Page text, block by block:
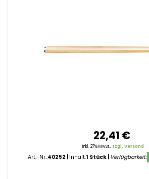
22,41 €
inkl. 27% MwSt., zzgl. Versand
Art.-Nr.:40252 Inhalt:1 Stück Verfügbarkeit: